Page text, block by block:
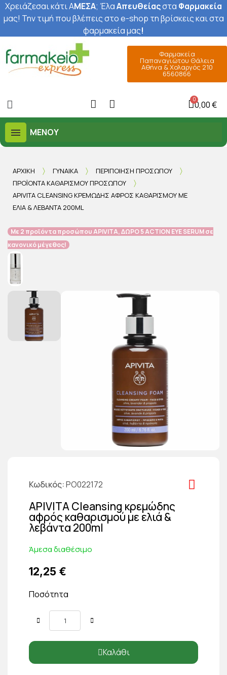
Χρειάζεσαι κάτι ΑΜΕΣΑ; ΈλαΑπευθείαςστα Φαρμακεία
μας! Την τιμή που βλέπεις στο e-shop τη βρίσκεις και στα
φαρμακεία μας!
Φαρμακεία
Παπαναγιώτου Θάλεια
Αθήνα & Χολαργός 210
6560866
0,00 €
ΜΕΝΟΎ
ΑΡΧΙΚΉ ΓΥΝΑΊΚΑ
ΠΕΡΙΠΟΊΗΣΗ ΠΡΟΣΏΠΟΥ
ΠΡΟΪΌΝΤΑ ΚΑΘΑΡΙΣΜΟΎ ΠΡΟΣΏΠΟΥ
APIVITA CLEANSING ΚΡΕΜΏΔΗΣ ΑΦΡΌΣ ΚΑΘΑΡΙΣΜΟΎ ΜΕ
ΕΛΙΆ & ΛΕΒΆΝΤΑ 200ML
Με 2 προϊόντα προσώπου APIVITA, ΔΩΡΟ5 ACTION EYE SERUM σε
κανονικό μέγεθος!
Κωδικός PO022172
APIVITA Cleansing κρεμώδης
αφρός καθαρισμού με ελιά &
λεβάντα 200ml
Άμεσα διαθέσιμο
12,25 €
Ποσότητα
Καλάθι